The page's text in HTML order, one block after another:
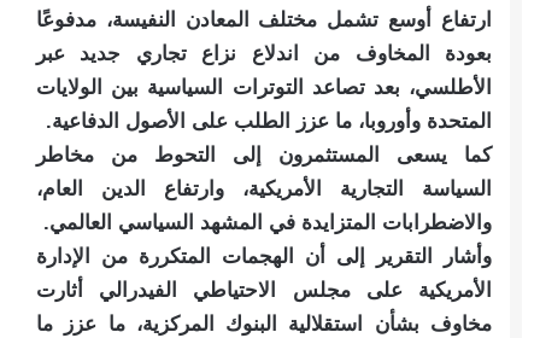
ارتفاع أوسع تشمل مختلف المعادن النفيسة، مدفوعًا
بعودة المخاوف من اندلاع نزاع تجاري جديد عبر
الأطلسي، بعد تصاعد التوترات السياسية بين الولايات
المتحدة وأوروبا، ما عزز الطلب على الأصول الدفاعية.
كما يسعى المستثمرون إلى التحوط من مخاطر
السياسة التجارية الأمريكية، وارتفاع الدين العام،
والاضطرابات المتزايدة في المشهد السياسي العالمي.
وأشار التقرير إلى أن الهجمات المتكررة من الإدارة
الأمريكية على مجلس الاحتياطي الفيدرالي أثارت
مخاوف بشأن استقلالية البنوك المركزية، ما عزز ما